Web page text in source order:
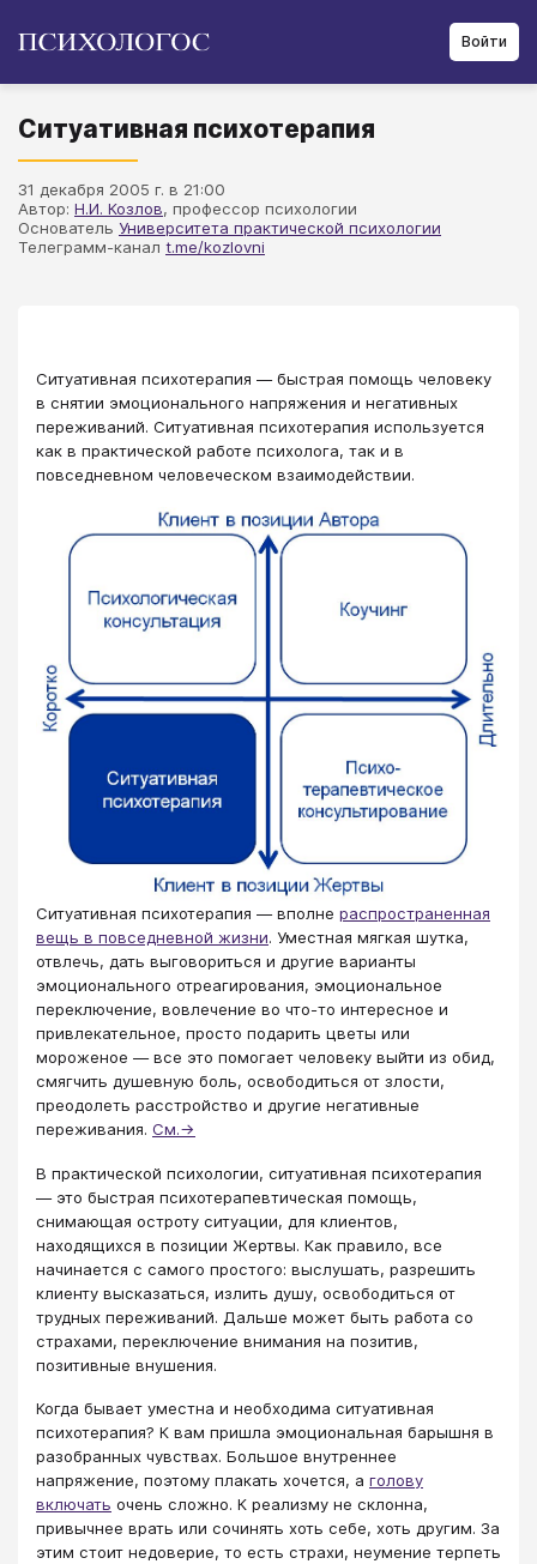
Войти
Ситуативная психотерапия
31 декабря 2005 г. в 21:00
Автор: Н.И. Козлов, профессор психологии
Основатель Университета практической психологии
Телеграмм-канал t.me/kozlovni
Ситуативная психотерапия — быстрая помощь человеку
в снятии эмоционального напряжения и негативных
переживаний. Ситуативная психотерапия используется
как в практической работе психолога, так и в
повседневном человеческом взаимодействии.
Ситуативная психотерапия — вполне распространенная
вещь в повседневной жизни. Уместная мягкая шутка,
отвлечь, дать выговориться и другие варианты
эмоционального отреагирования, эмоциональное
переключение, вовлечение во что-то интересное и
привлекательное, просто подарить цветы или
мороженое — все это помогает человеку выйти из обид,
смягчить душевную боль, освободиться от злости,
преодолеть расстройство и другие негативные
переживания. См.→
В практической психологии, ситуативная психотерапия
— это быстрая психотерапевтическая помощь,
снимающая остроту ситуации, для клиентов,
находящихся в позиции Жертвы. Как правило, все
начинается с самого простого: выслушать, разрешить
клиенту высказаться, излить душу, освободиться от
трудных переживаний. Дальше может быть работа со
страхами, переключение внимания на позитив,
позитивные внушения.
Когда бывает уместна и необходима ситуативная
психотерапия? К вам пришла эмоциональная барышня в
разобранных чувствах. Большое внутреннее
напряжение, поэтому плакать хочется, а голову
включать очень сложно. К реализму не склонна,
привычнее врать или сочинять хоть себе, хоть другим. За
этим стоит недоверие, то есть страхи, неумение терпеть